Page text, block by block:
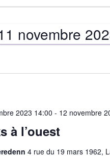
novembre
à l’ouest
2023 14:00 - 12 novembre
4 rue du 19 mars 1962,